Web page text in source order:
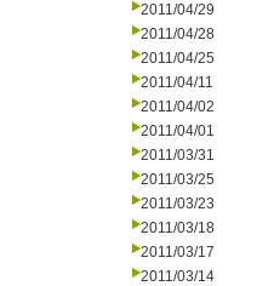
2011/04/29
2011/04/28
2011/04/25
2011/04/11
2011/04/02
2011/04/01
2011/03/31
2011/03/25
2011/03/23
2011/03/18
2011/03/17
2011/03/14